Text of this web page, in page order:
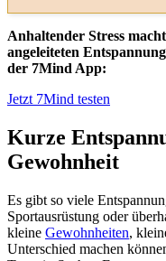
Anhaltender Stress
angeleiteten
der 7Mind App:
Jetzt 7Mind testen
Kurze
Gewohnheit
Es gibt so viele
Sportausrüstung oder
kleine Gewohnheiten,
Unterschied machen